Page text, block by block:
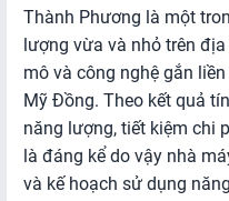
Thành Phương là một
lượng vừa và nhỏ trên
mô và công nghệ gắn
Mỹ Đồng. Theo kết quả
năng lượng, tiết kiệm chi
là đáng kể do vậy nhà
và kế hoạch sử dụng